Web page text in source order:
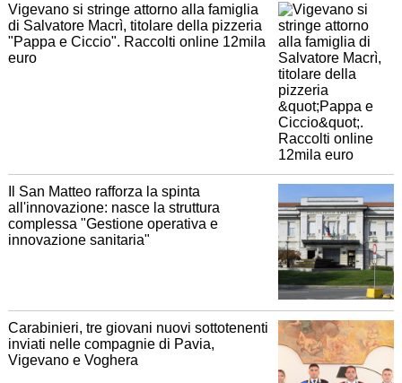
Vigevano si stringe attorno alla famiglia
di Salvatore Macrì, titolare della pizzeria
"Pappa e Ciccio". Raccolti online 12mila
euro
Il San Matteo rafforza la spinta
all'innovazione: nasce la struttura
complessa "Gestione operativa e
innovazione sanitaria"
Carabinieri, tre giovani nuovi sottotenenti
inviati nelle compagnie di Pavia,
Vigevano e Voghera